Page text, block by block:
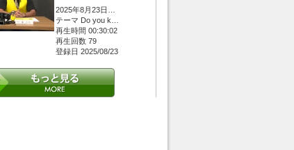
2025年8月23日…
テーマ Do you k…
再生時間 00:30:02
再生回数 79
登録日 2025/08/23